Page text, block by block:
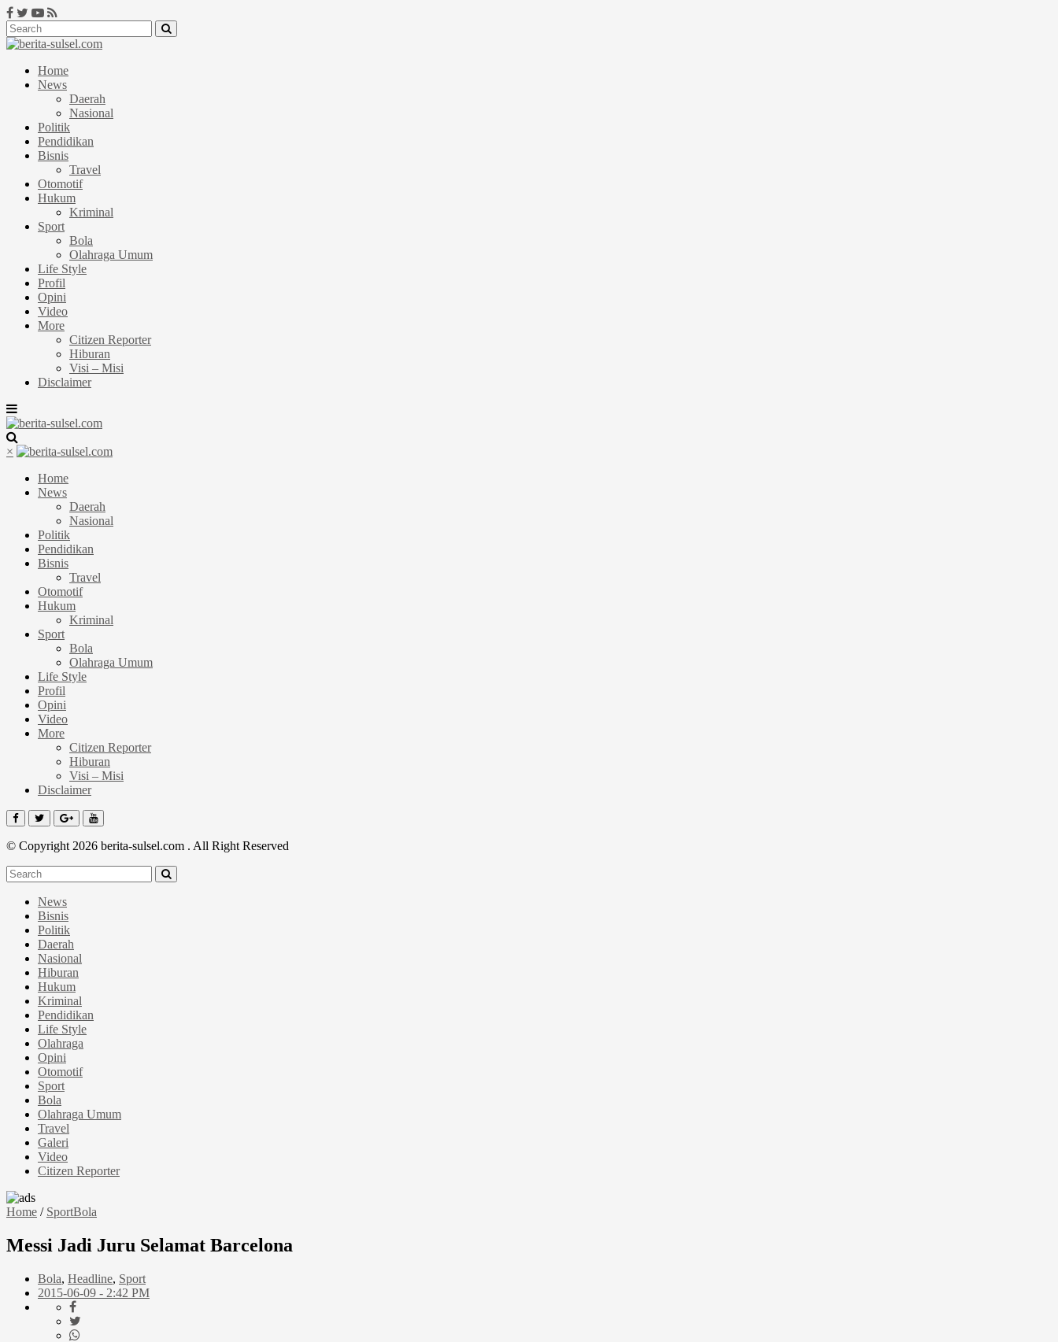
Home
News
Daerah
Nasional
Politik
Pendidikan
Bisnis
Travel
Otomotif
Hukum
Kriminal
Sport
Bola
Olahraga Umum
Life Style
Profil
Opini
Video
More
Citizen Reporter
Hiburan
Visi – Misi
Disclaimer
×
Home
News
Daerah
Nasional
Politik
Pendidikan
Bisnis
Travel
Otomotif
Hukum
Kriminal
Sport
Bola
Olahraga Umum
Life Style
Profil
Opini
Video
More
Citizen Reporter
Hiburan
Visi – Misi
Disclaimer
© Copyright 2026 berita-sulsel.com . All Right Reserved
News
Bisnis
Politik
Daerah
Nasional
Hiburan
Hukum
Kriminal
Pendidikan
Life Style
Olahraga
Opini
Otomotif
Sport
Bola
Olahraga Umum
Travel
Galeri
Video
Citizen Reporter
Home / SportBola
Messi Jadi Juru Selamat Barcelona
Bola, Headline, Sport
2015-06-09 - 2:42 PM